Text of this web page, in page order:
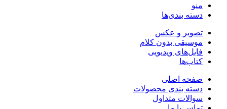
منو
دسته بندی‌ها
تصویر و عکس
موسیقی بدون کلام
فایل‌های ویدیویی
کتاب‌ها
صفحه اصلی
دسته بندی محصولات
سوالات متداول